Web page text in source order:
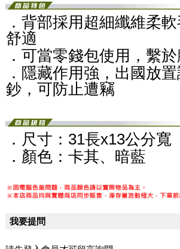
．背部採用超細纖維柔
舒適
．可當零錢包使用，繫
．隱藏作用強，出國放
鈔，可防止遭竊
．尺寸：31長x13公分寬
．顏色：卡其、暗藍
我要提問